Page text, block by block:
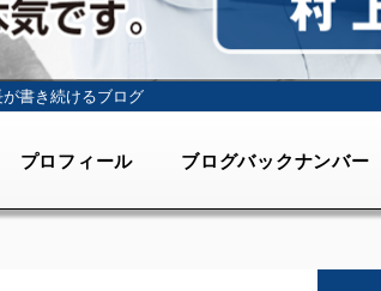
書き続けるブログ
プロフィール ブログバックナンバー